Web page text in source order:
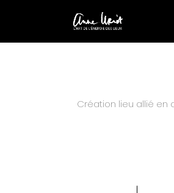
Création lieu allié en